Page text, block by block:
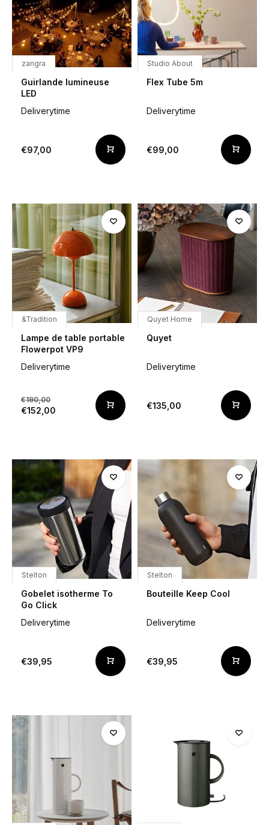
zangra
Guirlande lumineuse
LED
Deliverytime
€97,00
Studio About
Flex Tube 5m
Deliverytime
€99,00
&Tradition
Lampe de table portable
Flowerpot VP9
Deliverytime
€190,00
€152,00
Quyet Home
Quyet
Deliverytime
€135,00
Stelton
Gobelet isotherme To
Go Click
Deliverytime
€39,95
Stelton
Bouteille Keep Cool
Deliverytime
€39,95